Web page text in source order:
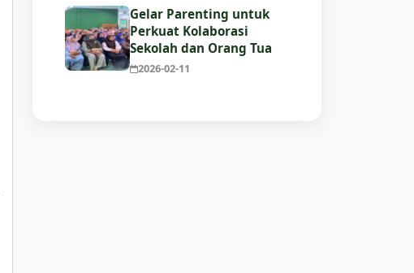
Gelar Parenting untuk
Perkuat Kolaborasi
Sekolah dan Orang Tua
2026-02-11